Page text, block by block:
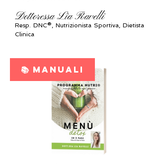
Dottoressa Lia Ravelli
Resp. DNC®, Nutrizionista Sportiva, Dietista
Clinica
📚 MANUALI